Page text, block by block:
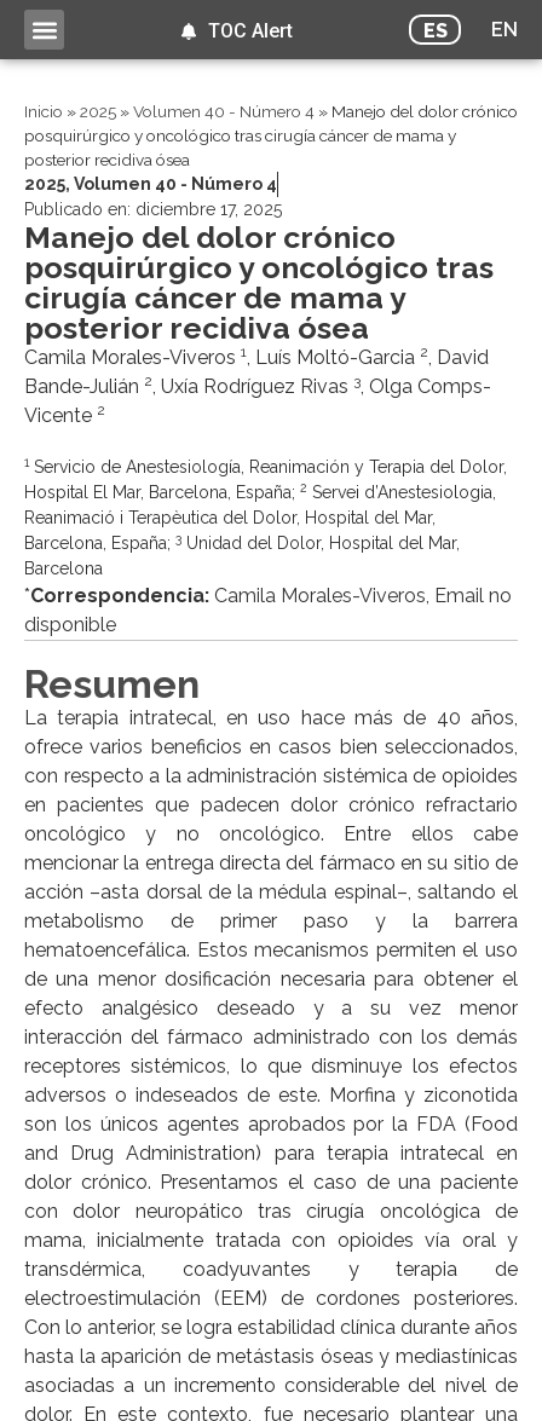
ES EN
TOC Alert
Inicio »2025 »Volumen 40 - Número 4 » Manejo del dolor crónico
posquirúrgico y oncológico tras cirugía cáncer de mama y
posterior recidiva ósea
2025, Volumen 40 - Número 4
Publicado en: diciembre 17, 2025
Manejo del dolor crónico
posquirúrgico y oncológico tras
cirugía cáncer de mama y
posterior recidiva ósea
Camila Morales-Viveros 1, Luís Moltó-Garcia 2, David
Bande-Julián 2, Uxía Rodríguez Rivas 3, Olga Comps-
Vicente 2
1Servicio de Anestesiología, Reanimación y Terapia del Dolor,
Hospital El Mar, Barcelona, España; 2 Servei d’Anestesiologia,
Reanimació i Terapèutica del Dolor, Hospital del Mar,
Barcelona, España; 3 Unidad del Dolor, Hospital del Mar,
Barcelona
*Correspondencia: Camila Morales-Viveros, Email no
disponible
Resumen
La terapia intratecal, en uso hace más de 40 años,
ofrece varios beneficios en casos bien seleccionados,
con respecto a la administración sistémica de opioides
en pacientes que padecen dolor crónico refractario
oncológico y no oncológico. Entre ellos cabe
mencionar la entrega directa del fármaco en su sitio de
acción –asta dorsal de la médula espinal–, saltando el
metabolismo de primer paso y la barrera
hematoencefálica. Estos mecanismos permiten el uso
de una menor dosificación necesaria para obtener el
efecto analgésico deseado y a su vez menor
interacción del fármaco administrado con los demás
receptores sistémicos, lo que disminuye los efectos
adversos o indeseados de este. Morfina y ziconotida
son los únicos agentes aprobados por la FDA (Food
and Drug Administration) para terapia intratecal en
dolor crónico. Presentamos el caso de una paciente
con dolor neuropático tras cirugía oncológica de
mama, inicialmente tratada con opioides vía oral y
transdérmica, coadyuvantes y terapia de
electroestimulación (EEM) de cordones posteriores.
Con lo anterior, se logra estabilidad clínica durante años
hasta la aparición de metástasis óseas y mediastínicas
asociadas a un incremento considerable del nivel de
dolor. En este contexto, fue necesario plantear una